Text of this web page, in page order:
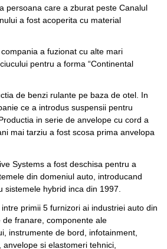
persoana care a zburat peste Canalul
a fost acoperita cu material
a fuzionat cu alte mari
pentru a forma “Continental
de benzi rulante pe baza de otel. In
ce a introdus suspensii pentru
in serie de anvelope cu cord a
mai tarziu a fost scosa prima anvelopa
Systems a fost deschisa pentru a
din domeniul auto, introducand
sistemele hybrid inca din 1997.
primii 5 furnizori ai industriei auto din
franare, componente ale
instrumente de bord, infotainment,
si elastomeri tehnici,